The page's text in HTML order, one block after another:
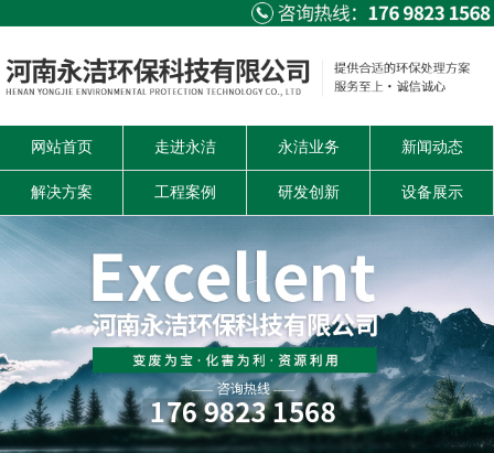
网站首页 走进永洁 永洁业务 新闻动态
解决方案 工程案例 研发创新 设备展示